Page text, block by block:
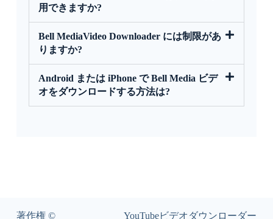
用できますか?
Bell MediaVideo Downloader には制限があ
りますか?
Android または iPhone で Bell Media ビデ
オをダウンロードする方法は?
著作権 © YouTubeビデオダウンローダー